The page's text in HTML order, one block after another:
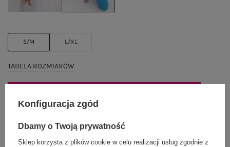
S/M L/XL
TABELA ROZMIARÓW
Konfiguracja zgód
Dbamy o Twoją prywatność
Sklep korzysta z plików cookie w celu realizacji usług zgodnie z